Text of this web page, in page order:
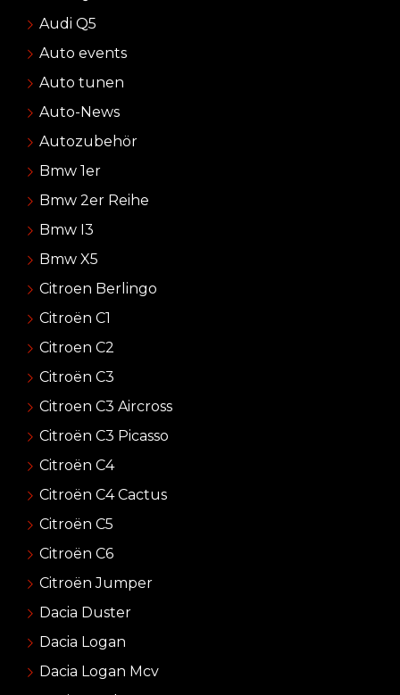
Audi Q5
Auto events
Auto tunen
Auto-News
Autozubehör
Bmw 1er
Bmw 2er Reihe
Bmw I3
Bmw X5
Citroen Berlingo
Citroën C1
Citroen C2
Citroën C3
Citroen C3 Aircross
Citroën C3 Picasso
Citroën C4
Citroën C4 Cactus
Citroën C5
Citroën C6
Citroën Jumper
Dacia Duster
Dacia Logan
Dacia Logan Mcv